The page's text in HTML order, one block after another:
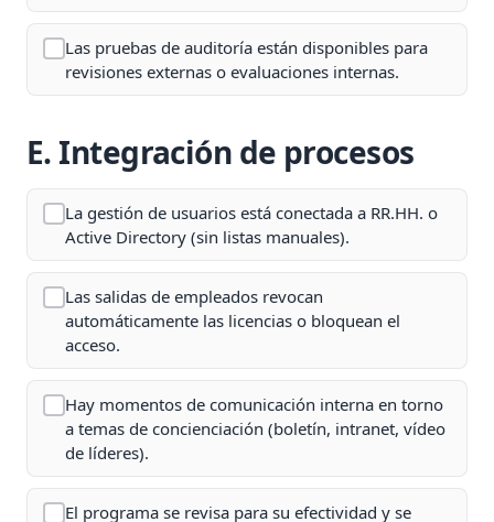
Las pruebas de auditoría están disponibles para
revisiones externas o evaluaciones internas.
E. Integración de procesos
La gestión de usuarios está conectada a RR.HH. o
Active Directory (sin listas manuales).
Las salidas de empleados revocan
automáticamente las licencias o bloquean el
acceso.
Hay momentos de comunicación interna en torno
a temas de concienciación (boletín, intranet, vídeo
de líderes).
El programa se revisa para su efectividad y se